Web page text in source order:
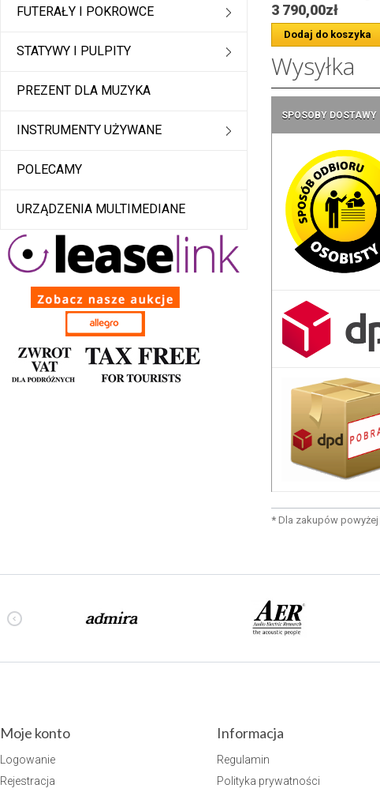
FUTERAŁY I POKROWCE
STATYWY I PULPITY
PREZENT DLA MUZYKA
INSTRUMENTY UŻYWANE
POLECAMY
URZĄDZENIA MULTIMEDIANE
3 790,00zł
Dodaj do koszyka
Wysyłka
SPOSOBY DOSTAWY
*Dla zakupów powyżej
Moje konto
Logowanie
Rejestracja
Informacja
Regulamin
Polityka prywatności